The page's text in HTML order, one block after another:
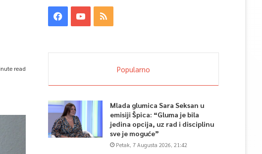
read Popularno
Mlada glumica Sara Seksan u
emisiji Špica: “Gluma je bila
jedina opcija, uz rad i disciplinu
sve je moguće”
Petak, 7 Augusta 2026, 21:42